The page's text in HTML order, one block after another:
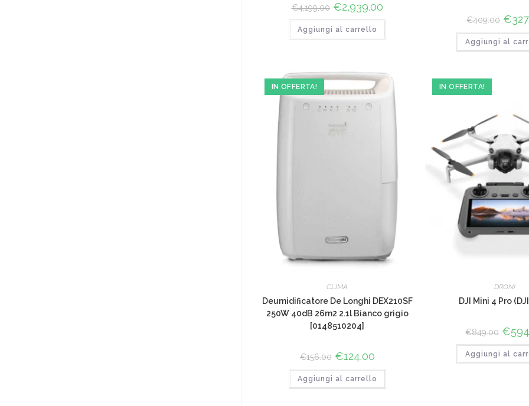
€4,199.00 Il
prezzo
originale
era:
€4,199.00.
€2,939.00Il
attuale
€2,939.00.
Aggiungi al carrello
€409.00 Il
prezzo
era:
€
Aggiungi al
IN OFFERTA!
CLIMA
Deumidificatore De Longhi DEX210SF
250W 40dB 26m2 2.1l Bianco grigio
[0148510204]
€156.00 Il
prezzo
originale
era:
€156.00.
€124.00Il
attuale
è:
€124.00.
Aggiungi al carrello
IN OFFERTA!
DRONI
DJI Mini 4 Pro
€849.00 Il
prezzo
era:
€
Aggiungi al